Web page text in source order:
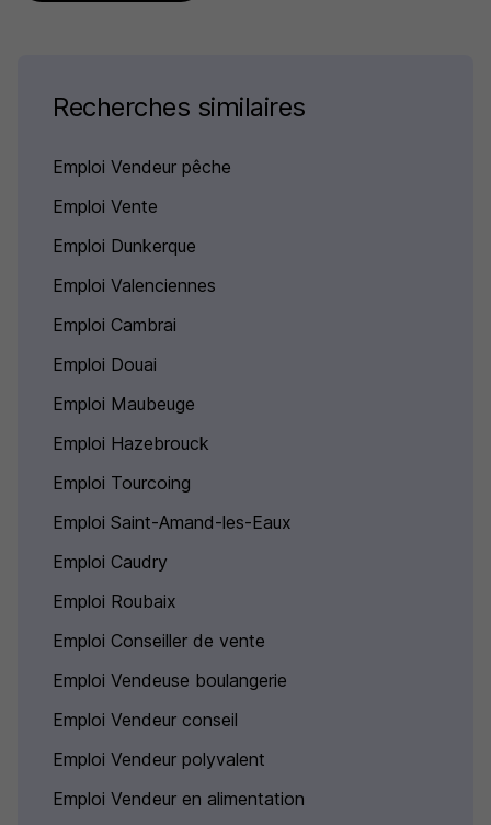
Recherches similaires
Emploi Vendeur pêche
Emploi Vente
Emploi Dunkerque
Emploi Valenciennes
Emploi Cambrai
Emploi Douai
Emploi Maubeuge
Emploi Hazebrouck
Emploi Tourcoing
Emploi Saint-Amand-les-Eaux
Emploi Caudry
Emploi Roubaix
Emploi Conseiller de vente
Emploi Vendeuse boulangerie
Emploi Vendeur conseil
Emploi Vendeur polyvalent
Emploi Vendeur en alimentation